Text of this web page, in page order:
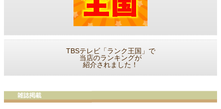
TBSテレビ「ランク王国」で
当店のランキングが
紹介されました！